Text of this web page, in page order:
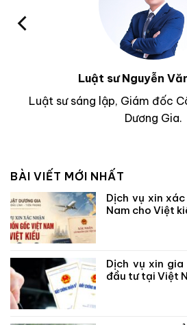
Luật sư Nguyễn
Luật sư sáng lập, Giám đốc
Dương Gia.
BÀI VIẾT MỚI NHẤT
Dịch vụ xin
Nam cho Việt
Dịch vụ xin
đầu tư tại Việt